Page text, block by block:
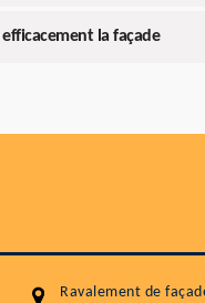
la façade
Ravalement de